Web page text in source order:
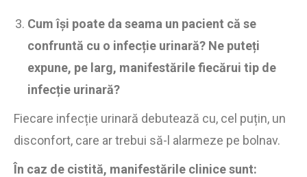
Cum își poate da seama un pacient că se
confruntă cu o infecție urinară? Ne puteți
expune, pe larg, manifestările fiecărui tip de
infecție urinară?
Fiecare infecție urinară debutează cu, cel puțin, un
disconfort, care ar trebui să-l alarmeze pe bolnav.
În caz de cistită, manifestările clinice sunt: